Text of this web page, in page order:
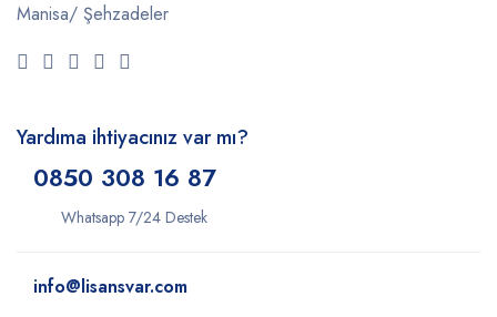
Manisa/ Şehzadeler
Yardıma ihtiyacınız var mı?
0850 308 16 87
Whatsapp 7/24 Destek
info@lisansvar.com